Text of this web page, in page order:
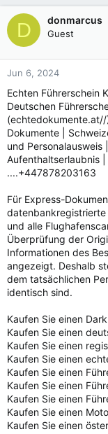
d
a
r
t
r
d
a
D donmarcus
Guest
Jun 6, 2024
Echten Führerschein
Deutschen
(echtedokumente.at//
Dokumente |
und Personalausweis
Aufenthaltserlaubnis
....+447878203163
Für Express-
und alle
Überprüfung der
Informationen des
angezeigt. Deshalb
dem tatsächlichen
identisch sind.
Kaufen Sie einen
Kaufen Sie einen
Kaufen Sie einen
Kaufen Sie einen
Kaufen Sie einen
Kaufen Sie einen
Kaufen Sie einen
Kaufen Sie einen
Kaufen Sie einen